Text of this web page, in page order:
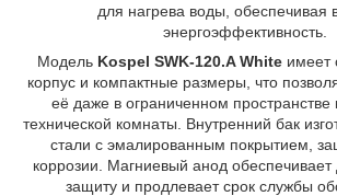
для нагрева воды, обеспечивая
энергоэффективность.
Модель Kospel SWK-120.A White имеет
корпус и компактные размеры, что
её даже в ограниченном пространстве
технической комнаты. Внутренний бак
стали с эмалированным покрытием,
коррозии. Магниевый анод
защиту и продлевает срок службы